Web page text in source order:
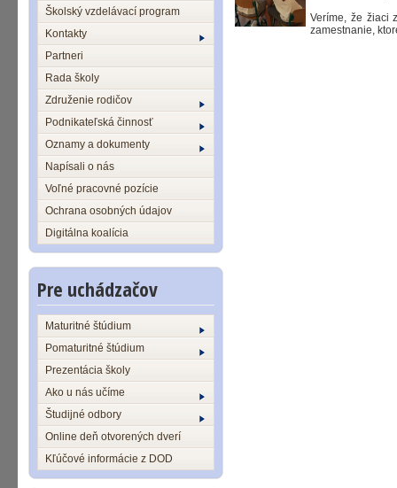
Školský vzdelávací program
Kontakty
Partneri
Rada školy
Združenie rodičov
Podnikateľská činnosť
Oznamy a dokumenty
Napísali o nás
Voľné pracovné pozície
Ochrana osobných údajov
Digitálna koalícia
Pre uchádzačov
Maturitné štúdium
Pomaturitné štúdium
Prezentácia školy
Ako u nás učíme
Študijné odbory
Online deň otvorených dverí
Kľúčové informácie z DOD
Veríme, že žiaci
zamestnanie,